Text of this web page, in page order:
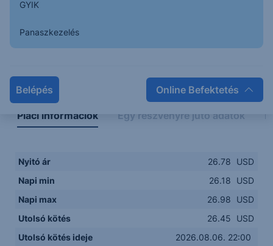
GYIK
Panaszkezelés
Belépés Online Befektetés
Napon belüli Historikus
Piaci információk Egy részvényre jutó adatok
Nyitó ár 26.78
USD
Napi min
26.18
USD
Napi max
26.98
USD
Utolsó kötés
26.45
USD
Utolsó kötés ideje
2026.08.06. 22:00